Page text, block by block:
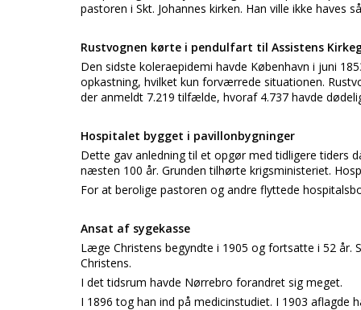
pastoren i Skt. Johannes kirken. Han ville ikke haves
Rustvognen kørte i pendulfart til Assistens
Den sidste koleraepidemi havde København i juni
opkastning, hvilket kun forværrede situationen.
der anmeldt 7.219 tilfælde, hvoraf 4.737 havde
Hospitalet bygget i pavillonbygninger
Dette gav anledning til et opgør med tidligere tiders
næsten 100 år. Grunden tilhørte krigsministeriet.
For at berolige pastoren og andre flyttede
Ansat af sygekasse
Læge Christens begyndte i 1905 og fortsatte i 52 år.
Christens.
I det tidsrum havde Nørrebro forandret sig meget.
I 1896 tog han ind på medicinstudiet. I 1903 aflagde